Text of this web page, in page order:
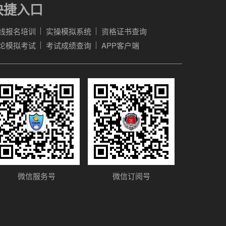
入口
报名培训 实操模拟系统
资格证书查询
模拟考试
考试成绩查询 APP客户端
微信服务号 微信订阅号